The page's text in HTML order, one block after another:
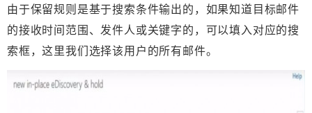
由于保留规则是基于搜索条件输出的，如果知道目标邮件
的接收时间范围、发件人或关键字的，可以填入对应的搜
索框，这里我们选择该用户的所有邮件。